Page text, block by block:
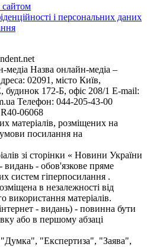
сайтом
і персональних даних
медіа Назва онлайн-медіа –
02091, місто Київ,
172-Б, офіс 208/1 E-mail:
Телефон: 044-205-43-00
R40-06068
матеріалів, розміщених на
умови посилання на
зі сторінки « Новини України
- видань - обов'язкове пряме
систем гіперпосилання .
в незалежності від
використання матеріалів.
- видань) - повинна бути
або в першому абзаці
"Експертиза", "Заява",